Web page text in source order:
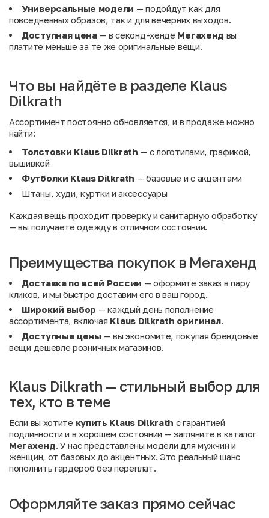
Универсальные модели — подойдут как для
повседневных образов, так и для вечерних выходов.
Доступная цена— в секонд-хенде Мегахенд вы
платите меньше за те же оригинальные вещи.
Что вы найдёте в разделе Klaus
Dilkrath
Ассортимент постоянно обновляется, и в продаже можно
найти:
Толстовки Klaus Dilkrath — с логотипами, графикой,
вышивкой
Футболки Klaus Dilkrath — базовые и с акцентами
Штаны, худи, куртки и аксессуары
Каждая вещь проходит проверку и санитарную обработку
— вы получаете одежду в отличном состоянии.
Преимущества покупок в Мегахенд
Доставка по всей России — оформите заказ в пару
кликов, и мы быстро доставим его в ваш город.
Широкий выбор — каждый день пополнение
ассортимента, включая Klaus Dilkrath оригинал.
Доступные цены — вы экономите, покупая брендовые
вещи дешевле розничных магазинов.
Klaus Dilkrath — стильный выбор для
тех, кто в теме
Если вы хотите купить Klaus Dilkrath с гарантией
подлинности и в хорошем состоянии — загляните в каталог
Мегахенд. У нас представлены модели для мужчин и
женщин, от базовых до акцентных. Это реальный шанс
пополнить гардероб без переплат.
Оформляйте заказ прямо сейчас